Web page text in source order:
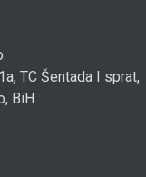
TC Šentada I sprat,
BiH